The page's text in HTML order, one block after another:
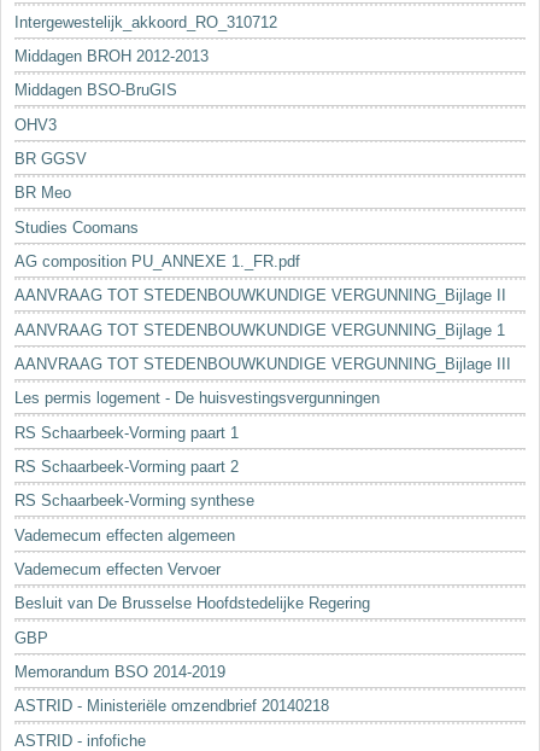
Intergewestelijk_akkoord_RO_310712
Middagen BROH 2012-2013
Middagen BSO-BruGIS
OHV3
BR GGSV
BR Meo
Studies Coomans
AG composition PU_ANNEXE 1._FR.pdf
AANVRAAG TOT STEDENBOUWKUNDIGE VERGUNNING_Bijlage II
AANVRAAG TOT STEDENBOUWKUNDIGE VERGUNNING_Bijlage 1
AANVRAAG TOT STEDENBOUWKUNDIGE VERGUNNING_Bijlage III
Les permis logement - De huisvestingsvergunningen
RS Schaarbeek-Vorming paart 1
RS Schaarbeek-Vorming paart 2
RS Schaarbeek-Vorming synthese
Vademecum effecten algemeen
Vademecum effecten Vervoer
Besluit van De Brusselse Hoofdstedelijke Regering
GBP
Memorandum BSO 2014-2019
ASTRID - Ministeriële omzendbrief 20140218
ASTRID - infofiche